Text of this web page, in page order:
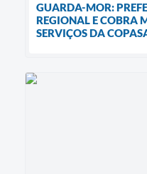
GUARDA-MOR:
REGIONAL E COBRA
SERVIÇOS DA